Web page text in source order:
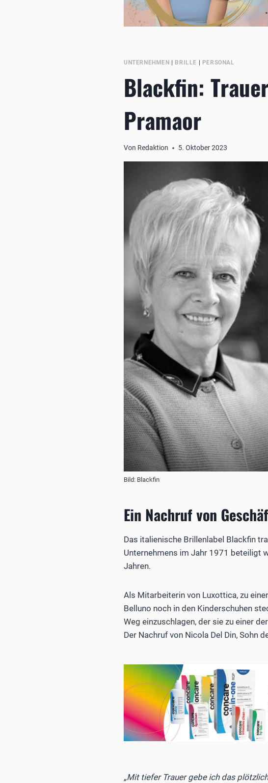
UNTERNEHMEN | BRILLE | PERSONAL
Blackfin:
Pramaor
Von Redaktion 5. Oktober 2023
Bild: Blackfin
Ein Nachruf von
Das italienische Brillenlabel Blackfin
Unternehmens im Jahr 1971 beteiligt
Jahren.
Als Mitarbeiterin von Luxottica, zu
Belluno noch in den Kinderschuhen
Weg einzuschlagen, der sie zu einer
Der Nachruf von Nicola Del Din, Sohn
„Mit tiefer Trauer gebe ich das